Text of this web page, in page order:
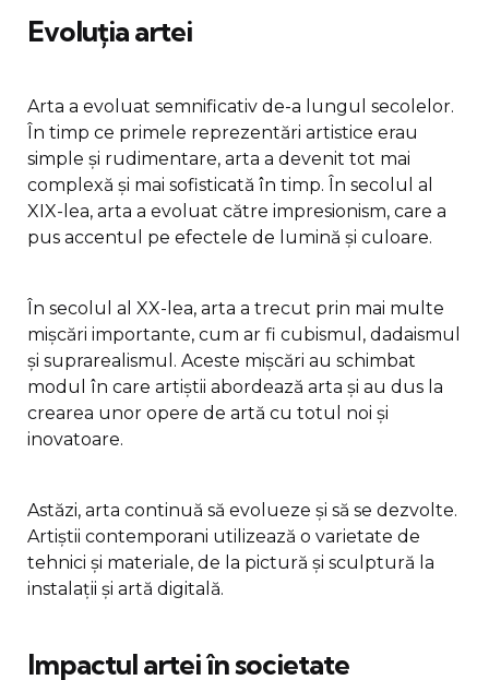
Evoluția artei
Arta a evoluat semnificativ de-a lungul secolelor.
În timp ce primele reprezentări artistice erau
simple și rudimentare, arta a devenit tot mai
complexă și mai sofisticată în timp. În secolul al
XIX-lea, arta a evoluat către impresionism, care a
pus accentul pe efectele de lumină și culoare.
În secolul al XX-lea, arta a trecut prin mai multe
mișcări importante, cum ar fi cubismul, dadaismul
și suprarealismul. Aceste mișcări au schimbat
modul în care artiștii abordează arta și au dus la
crearea unor opere de artă cu totul noi și
inovatoare.
Astăzi, arta continuă să evolueze și să se dezvolte.
Artiștii contemporani utilizează o varietate de
tehnici și materiale, de la pictură și sculptură la
instalații și artă digitală.
Impactul artei în societate